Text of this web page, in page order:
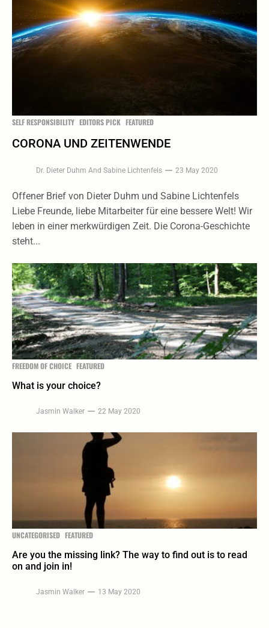
SELF RESPONSIBILITY EDITORS PICK FEATURED
CORONA UND ZEITENWENDE
Dr. Dieter Duhm And Sabine Lichtenfels 23 May 2020
Offener Brief von Dieter Duhm und Sabine Lichtenfels
Liebe Freunde, liebe Mitarbeiter für eine bessere Welt! Wir
leben in einer merkwürdigen Zeit. Die Corona-Geschichte
steht...
FREEDOM OF CHOICE FEATURED
What is your choice?
Jasmin Walker 22 May 2020
UNCATEGORISED FEATURED
Are you the missing link? The way to find out is to read
on and join in!
Jasmin Walker 13 May 2020